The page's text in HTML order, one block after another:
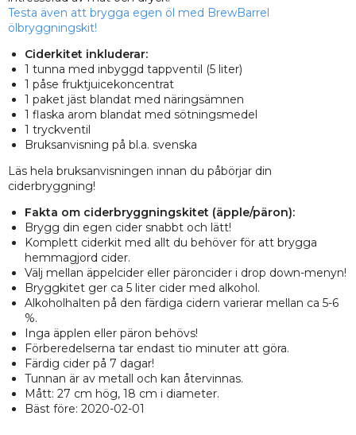
Testa även att brygga egen öl med BrewBarrel
ölbryggningskit!
Ciderkitet inkluderar:
1 tunna med inbyggd tappventil (5 liter)
1 påse fruktjuicekoncentrat
1 paket jäst blandat med näringsämnen
1 flaska arom blandat med sötningsmedel
1 tryckventil
Bruksanvisning på bl.a. svenska
Läs hela bruksanvisningen innan du påbörjar din
ciderbryggning!
Fakta om ciderbryggningskitet (äpple/päron):
Brygg din egen cider snabbt och lätt!
Komplett ciderkit med allt du behöver för att brygga
hemmagjord cider.
Välj mellan äppelcider eller päroncider i drop down-menyn!
Bryggkitet ger ca 5 liter cider med alkohol.
Alkoholhalten på den färdiga cidern varierar mellan ca 5-6
%.
Inga äpplen eller päron behövs!
Förberedelserna tar endast tio minuter att göra.
Färdig cider på 7 dagar!
Tunnan är av metall och kan återvinnas.
Mått: 27 cm hög, 18 cm i diameter.
Bäst före: 2020-02-01